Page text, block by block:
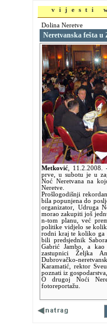
vijesti
Dolina Neretve
Neretvanska fešta u
Metković 11.2.2008.
prve, u subotu je u
Noć Neretvana na
Neretve.
Prošlogodišnji
bila popunjena do
organizator, Udruga
morao zakupiti još
n-tom planu, već
politike vidjelo se
rodni kraj te koliko ga
bili predsjednik
Gabrić Jambo, a
zastupnici Željka
Dubrovačko-
Karamatić, rektor
poznati iz
O drugoj Noći
fotoreportažu.